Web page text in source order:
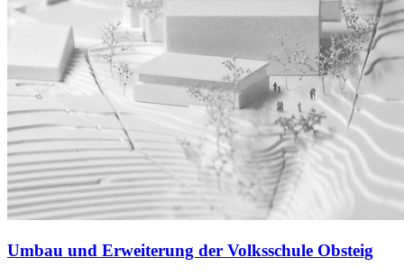
Umbau und Erweiterung der Volksschule Obsteig